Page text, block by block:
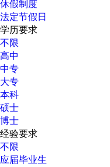
休假制度
法定节假日
学历要求
不限
高中
中专
大专
本科
硕士
博士
经验要求
不限
应届毕业生